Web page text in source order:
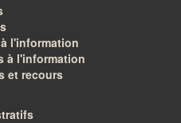
l'information
à l'information
et recours